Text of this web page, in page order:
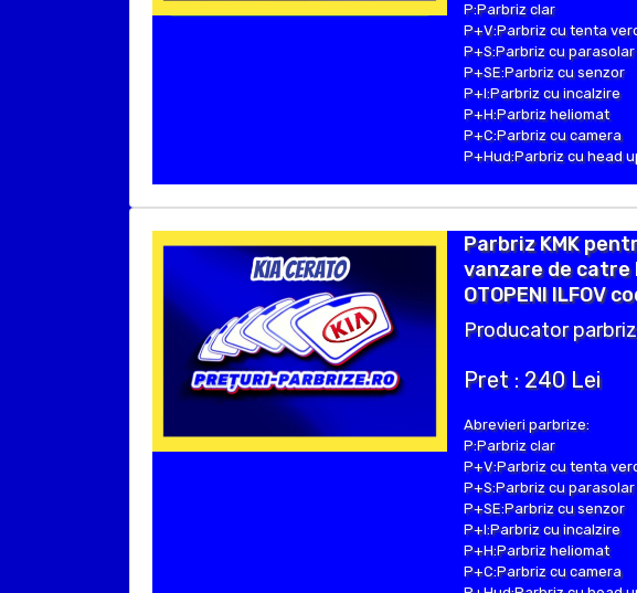
P:Parbriz clar
P+V:Parbriz cu tenta
P+S:Parbriz cu parasolar
P+SE:Parbriz cu senzor
P+I:Parbriz cu incalzire
P+H:Parbriz heliomat
P+C:Parbriz cu camera
P+Hud:Parbriz cu head
Parbriz KMK
vanzare de catre
OTOPENI ILFOV
Producator parbriz
Pret : 240 Lei
Abrevieri parbrize:
P:Parbriz clar
P+V:Parbriz cu tenta
P+S:Parbriz cu parasolar
P+SE:Parbriz cu senzor
P+I:Parbriz cu incalzire
P+H:Parbriz heliomat
P+C:Parbriz cu camera